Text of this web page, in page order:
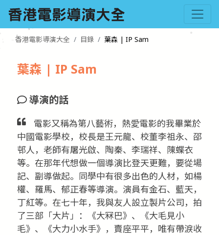
香港電影導演大全 目錄 葉森 | IP Sam
葉森 | IP Sam
導演的話
電影又稱為第八藝術，熱愛電影的我畢業於
中國電影學校，校長是王元龍、校董李祖永、邵
邨人，老師有屠光啟、陶秦、李瑞祥、陳蝶衣
等。在那年代想做一個導演比登天更難，要從場
記、副導做起。同學中有很多出色的人材，如楊
權、羅馬、郁正春等導演。演員有金石、藍天，
丁紅等。在七十年，我與友人設立製片公司，拍
了三部「大片」：《大冧巴》、《大毛見小
毛》、《大力小水手》，賣座平平，唯有帶淚收